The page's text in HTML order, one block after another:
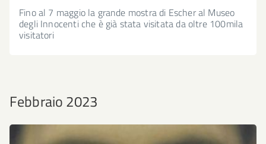
Fino al 7 maggio la grande mostra di Escher al Museo
degli Innocenti che è già stata visitata da oltre 100mila
visitatori
Febbraio 2023